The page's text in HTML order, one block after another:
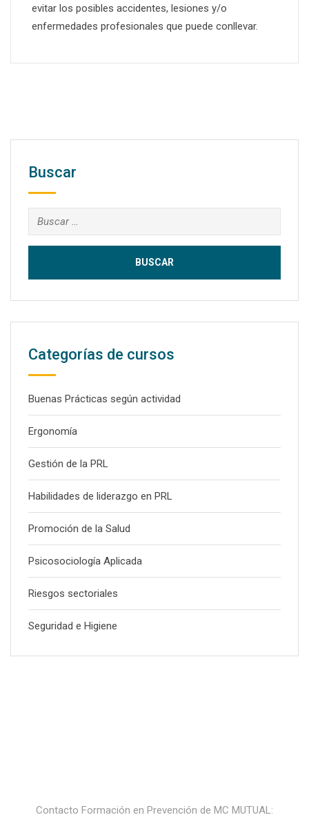
evitar los posibles accidentes, lesiones y/o
enfermedades profesionales que puede conllevar.
Buscar
Buscar:
Categorías de cursos
Buenas Prácticas según actividad
Ergonomía
Gestión de la PRL
Habilidades de liderazgo en PRL
Promoción de la Salud
Psicosociología Aplicada
Riesgos sectoriales
Seguridad e Higiene
Contacto Formación en Prevención de MC MUTUAL: